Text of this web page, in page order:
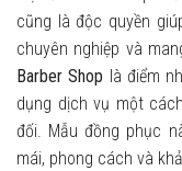
cũng là độc quyền
chuyên nghiệp và
Barber Shop là điểm
dụng dịch vụ một
đối. Mẫu đồng phục
mái, phong cách và